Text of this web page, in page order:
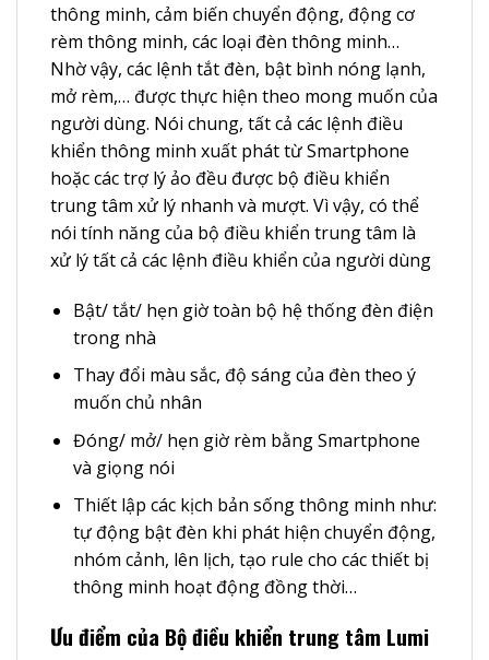
thông minh, cảm biến chuyển động, động cơ
rèm thông minh, các loại đèn thông minh…
Nhờ vậy, các lệnh tắt đèn, bật bình nóng lạnh,
mở rèm,… được thực hiện theo mong muốn của
người dùng. Nói chung, tất cả các lệnh điều
khiển thông minh xuất phát từ Smartphone
hoặc các trợ lý ảo đều được bộ điều khiển
trung tâm xử lý nhanh và mượt. Vì vậy, có thể
nói tính năng của bộ điều khiển trung tâm là
xử lý tất cả các lệnh điều khiển của người dùng
Bật/ tắt/ hẹn giờ toàn bộ hệ thống đèn điện
trong nhà
Thay đổi màu sắc, độ sáng của đèn theo ý
muốn chủ nhân
Đóng/ mở/ hẹn giờ rèm bằng Smartphone
và giọng nói
Thiết lập các kịch bản sống thông minh như:
tự động bật đèn khi phát hiện chuyển động,
nhóm cảnh, lên lịch, tạo rule cho các thiết bị
thông minh hoạt động đồng thời…
Ưu điểm của Bộ điều khiển trung tâm Lumi